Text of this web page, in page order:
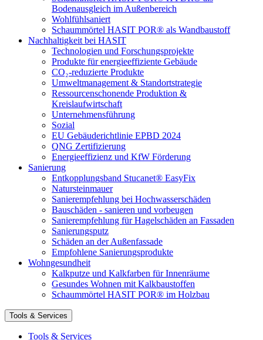
Bodenausgleich im Außenbereich
Wohlfühlsaniert
Schaummörtel HASIT POR® als Wandbaustoff
Nachhaltigkeit bei HASIT
Technologien und Forschungsprojekte
Produkte für energieeffiziente Gebäude
CO₂-reduzierte Produkte
Umweltmanagement & Standortstrategie
Ressourcenschonende Produktion &
Kreislaufwirtschaft
Unternehmensführung
Sozial
EU Gebäuderichtlinie EPBD 2024
QNG Zertifizierung
Energieeffizienz und KfW Förderung
Sanierung
Entkopplungsband Stucanet® EasyFix
Natursteinmauer
Sanierempfehlung bei Hochwasserschäden
Bauschäden - sanieren und vorbeugen
Sanierempfehlung für Hagelschäden an Fassaden
Sanierungsputz
Schäden an der Außenfassade
Empfohlene Sanierungsprodukte
Wohngesundheit
Kalkputze und Kalkfarben für Innenräume
Gesundes Wohnen mit Kalkbaustoffen
Schaummörtel HASIT POR® im Holzbau
Tools & Services
Tools & Services